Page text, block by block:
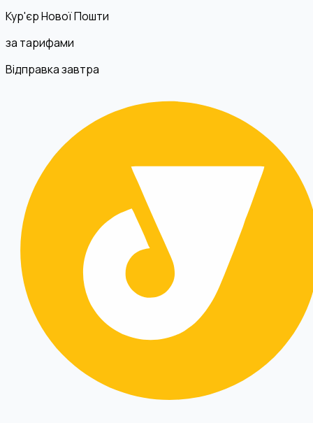
Кур'єр Нової Пошти
за тарифами
Відправка завтра